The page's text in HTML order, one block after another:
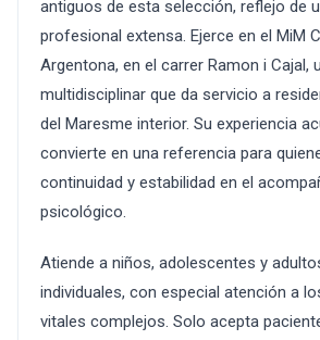
antiguos de esta selección, reflejo de
profesional extensa. Ejerce en el MiM
Argentona, en el carrer Ramon i Cajal,
multidisciplinar que da servicio a
del Maresme interior. Su experiencia
convierte en una referencia para
continuidad y estabilidad en el
psicológico.
Atiende a niños, adolescentes y
individuales, con especial atención a
vitales complejos. Solo acepta